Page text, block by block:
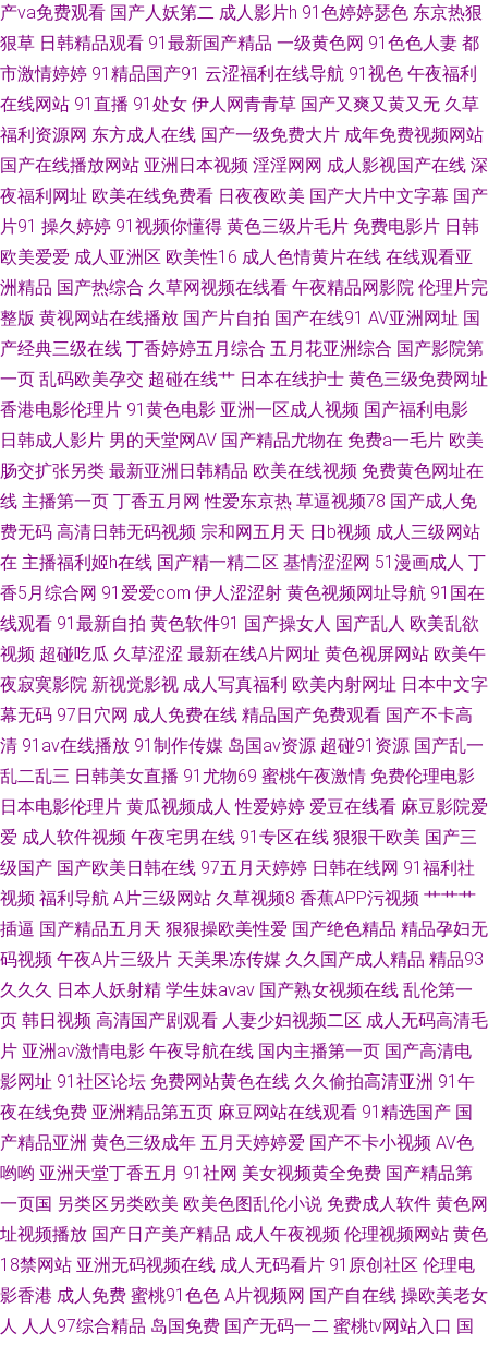
免费版下 日韩精品综合网 国产精品v 91猫先生 一本道综合色网 先锋激情资
原 国产和日韩毛片 91免费在线破视频 探花视频网站 欧美日韩成人 九一色站
www草莓 91超碰碰碰在线 欧美综合精品 久草福利资源站久 国产精品99精品
www俺去也com 91N日韩成人性爱 欧美性爱影音先锋影院 九九av 成人福利
在线观看69 91九色白浆 伊人大久久AV 一区二区偷拍在线播放 日韩国产精品
一 密臀中文字幕 国产91页 91青娱乐国产视频 无码欧美一区 九九香蕉影院
站 乱乱无码 阿V免费 91在线swag 91豆花视频18网站 91大神小青蛙搭讪视
频 伊人无吗AV 欧美内射在线观看 国产AV福利 99热无码导航 91超碰资源总
站 91在线资源 精品国产高清自在线拍 久久韩国视频 国产视频25页 www69
男人天堂 91视频在线观看18 亚洲综合激情色网 欧美黄色网在线 导航资源网
类视频 伦理在线 福利小视频1024 www国产精品黑料 91熟女热 91传媒在线
观看视频 91九色蝌蚪视频网站 精品视频123 91国内大片 九1看片 91视频伊
人网 91色啦自拍 91网战观看 91久久视频 亚洲AV福利 欧美肏肏肏 福利网站
老湿机 91桃色官网免费进入 91不用下载 日韩一区福利导航
产va免费观看 国产人妖第二 成人影片h 91色婷婷瑟色 东京热狠
狠草 日韩精品观看 91最新国产精品 一级黄色网 91色色人妻 都
市激情婷婷 91精品国产91 云涩福利在线导航 91视色 午夜福利
在线网站 91直播 91处女 伊人网青青草 国产又爽又黄又无 久草
福利资源网 东方成人在线 国产一级免费大片 成年免费视频网站
国产在线播放网站 亚洲日本视频 淫淫网网 成人影视国产在线 深
夜福利网址 欧美在线免费看 日夜夜欧美 国产大片中文字幕 国产
片91 操久婷婷 91视频你懂得 黄色三级片毛片 免费电影片 日韩
欧美爱爱 成人亚洲区 欧美性16 成人色情黄片在线 在线观看亚
洲精品 国产热综合 久草网视频在线看 午夜精品网影院 伦理片完
整版 黄视网站在线播放 国产片自拍 国产在线91 AV亚洲网址 国
产经典三级在线 丁香婷婷五月综合 五月花亚洲综合 国产影院第
一页 乱码欧美孕交 超碰在线艹 日本在线护士 黄色三级免费网址
香港电影伦理片 91黄色电影 亚洲一区成人视频 国产福利电影
日韩成人影片 男的天堂网AV 国产精品尤物在 免费a一毛片 欧美
肠交扩张另类 最新亚洲日韩精品 欧美在线视频 免费黄色网址在
线 主播第一页 丁香五月网 性爱东京热 草逼视频78 国产成人免
费无码 高清日韩无码视频 宗和网五月天 日b视频 成人三级网站
在 主播福利姬h在线 国产精一精二区 基情涩涩网 51漫画成人 丁
香5月综合网 91爱爱com 伊人涩涩射 黄色视频网址导航 91国在
线观看 91最新自拍 黄色软件91 国产操女人 国产乱人 欧美乱欲
视频 超碰吃瓜 久草涩涩 最新在线A片网址 黄色视屏网站 欧美午
夜寂寞影院 新视觉影视 成人写真福利 欧美内射网址 日本中文字
幕无码 97日穴网 成人免费在线 精品国产免费观看 国产不卡高
清 91av在线播放 91制作传媒 岛国av资源 超碰91资源 国产乱一
乱二乱三 日韩美女直播 91尤物69 蜜桃午夜激情 免费伦理电影
日本电影伦理片 黄瓜视频成人 性爱婷婷 爱豆在线看 麻豆影院爱
爱 成人软件视频 午夜宅男在线 91专区在线 狠狠干欧美 国产三
级国产 国产欧美日韩在线 97五月天婷婷 日韩在线网 91福利社
视频 福利导航 A片三级网站 久草视频8 香蕉APP污视频 艹艹艹
插逼 国产精品五月天 狠狠操欧美性爱 国产绝色精品 精品孕妇无
码视频 午夜A片三级片 天美果冻传媒 久久国产成人精品 精品93
久久久 日本人妖射精 学生妹avav 国产熟女视频在线 乱伦第一
页 韩日视频 高清国产剧观看 人妻少妇视频二区 成人无码高清毛
片 亚洲av激情电影 午夜导航在线 国内主播第一页 国产高清电
影网址 91社区论坛 免费网站黄色在线 久久偷拍高清亚洲 91午
夜在线免费 亚洲精品第五页 麻豆网站在线观看 91精选国产 国
产精品亚洲 黄色三级成年 五月天婷婷爱 国产不卡小视频 AV色
哟哟 亚洲天堂丁香五月 91社网 美女视频黄全免费 国产精品第
一页国 另类区另类欧美 欧美色图乱伦小说 免费成人软件 黄色网
址视频播放 国产日产美产精品 成人午夜视频 伦理视频网站 黄色
18禁网站 亚洲无码视频在线 成人无码看片 91原创社区 伦理电
影香港 成人免费 蜜桃91色色 A片视频网 国产自在线 操欧美老女
人 人人97综合精品 岛国免费 国产无码一二 蜜桃tv网站入口 国